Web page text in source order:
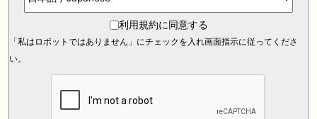
利用規約に同意する
「私はロボットではありません」にチェックを入れ画面指示に従ってくださ
い。